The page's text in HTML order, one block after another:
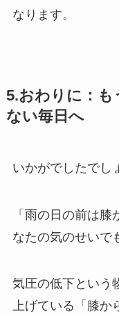
なります。
5.おわりに：も
ない毎日へ
いかがでしたでし
「雨の日の前は
なたの気のせいで
気圧の低下という
上げている「膝か